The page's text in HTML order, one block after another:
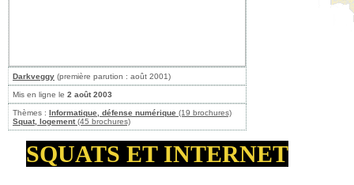
Darkveggy (première parution : août 2001)
Mis en ligne le 2 août 2003
Thèmes : Informatique, défense numérique (19 brochures)
Squat, logement(45 brochures)
SQUATS ET INTERNET